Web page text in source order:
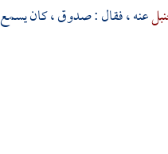
عنه ، فقال : صدوق ، كان